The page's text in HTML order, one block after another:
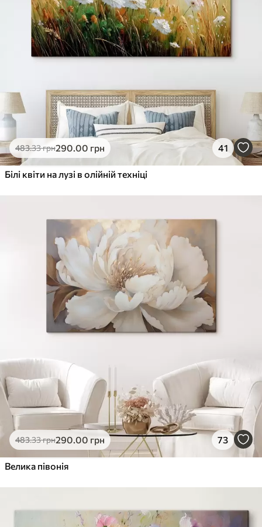
483.33грн290 .00 грн 41
Білі квіти на лузі в олійній техніці
483.33грн290 .00 грн 73
Велика півонія